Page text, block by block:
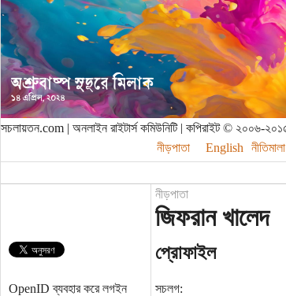
সচলায়তন.com | অনলাইন রাইটার্স কমিউনিটি | কপিরাইট © ২০০৬-
নীড়পাতা
English নীতিমালা
OpenID ব্যবহার করে লগইন
নীড়পাতা
জিফরান খালেদ
প্রোফাইল
সচলগ: